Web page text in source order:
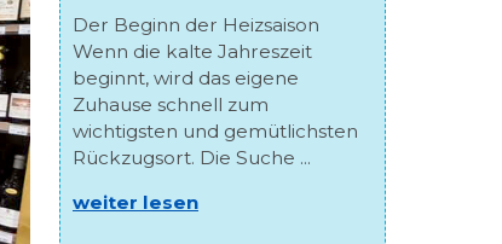
Der Beginn der Heizsaison
Wenn die kalte Jahreszeit
beginnt, wird das eigene
Zuhause schnell zum
wichtigsten und gemütlichsten
Rückzugsort. Die Suche ...
weiter lesen